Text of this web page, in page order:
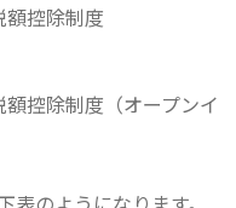
控除制度
控除制度（オープンイ